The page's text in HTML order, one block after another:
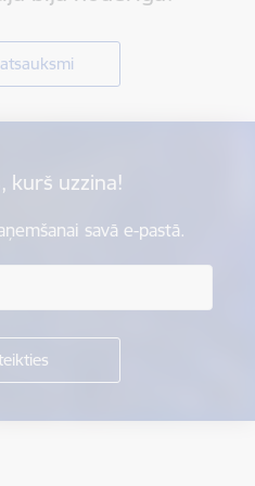
kurš uzzina!
savā e-pastā.